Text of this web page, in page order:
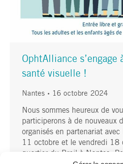
OphtAlliance s’engage
santé visuelle !
Nantes 16 octobre 2024
Nous sommes heureux de
participerons à de nouveaux
organisés en partenariat
11 octobre et le vendredi 18
quartier du Breil à Nantes.